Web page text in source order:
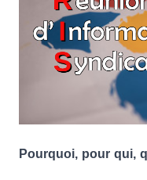
Pourquoi, pour qui,